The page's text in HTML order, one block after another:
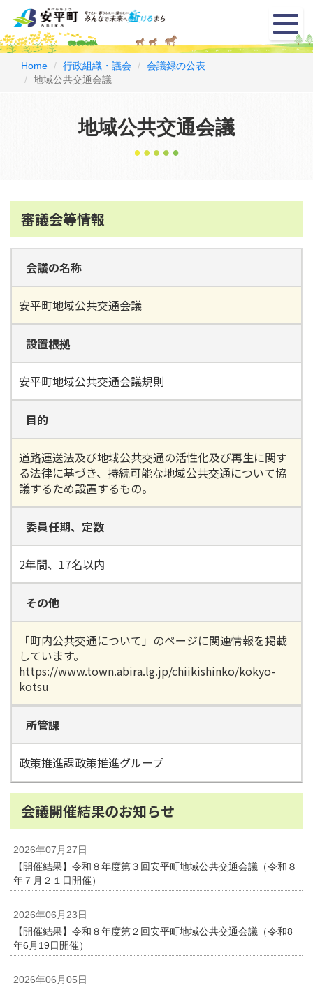
メ
ニ
ュ
Home 行政組織・議会
会議録の公表
地域公共交通会議
地域公共交通会議
審議会等情報
会議の名称
安平町地域公共交通会議
設置根拠
安平町地域公共交通会議規則
目的
道路運送法及び地域公共交通の活性化及び再生に関す
る法律に基づき、持続可能な地域公共交通について協
議するため設置するもの。
委員任期、定数
2年間、17名以内
その他
「町内公共交通について」のページに関連情報を掲載
しています。
https://www.town.abira.lg.jp/chiikishinko/kokyo-
kotsu
所管課
政策推進課政策推進グループ
会議開催結果のお知らせ
2026年07月27日
【開催結果】令和８年度第３回安平町地域公共交通会議（令和８
年７月２１日開催）
2026年06月23日
【開催結果】令和８年度第２回安平町地域公共交通会議（令和8
年6月19日開催）
2026年06月05日